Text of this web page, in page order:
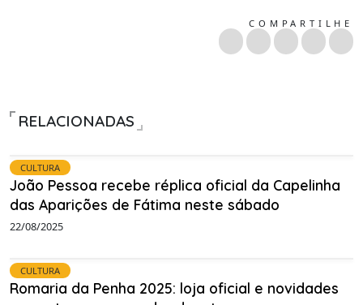
COMPARTILHE
RELACIONADAS
CULTURA
João Pessoa recebe réplica oficial da Capelinha
das Aparições de Fátima neste sábado
22/08/2025
CULTURA
Romaria da Penha 2025: loja oficial e novidades